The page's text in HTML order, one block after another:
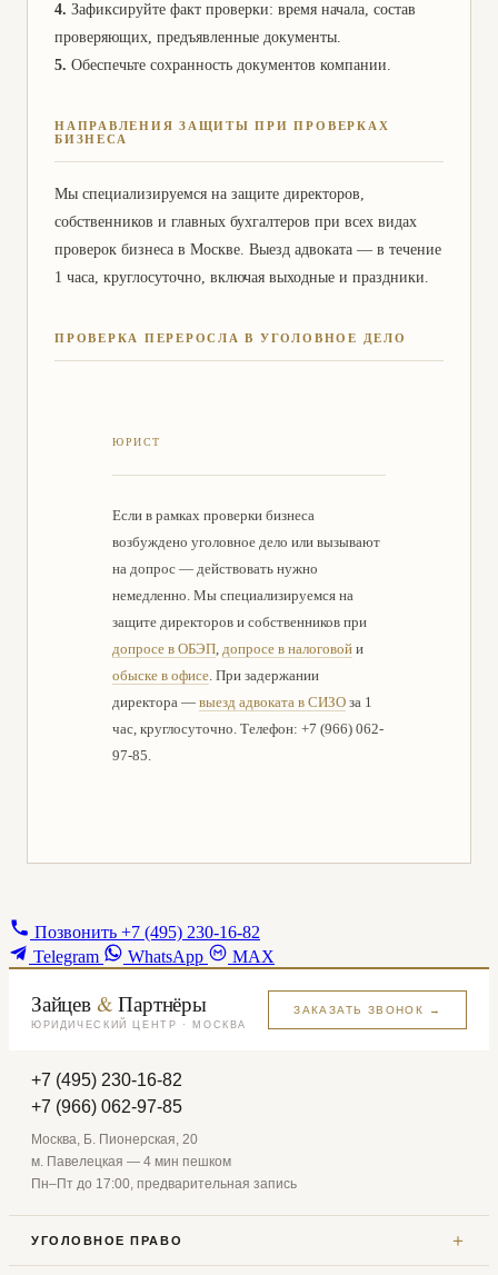
4. Зафиксируйте факт проверки: время начала, состав
проверяющих, предъявленные документы.
5. Обеспечьте сохранность документов компании.
НАПРАВЛЕНИЯ ЗАЩИТЫ ПРИ ПРОВЕРКАХ
БИЗНЕСА
Мы специализируемся на защите директоров,
собственников и главных бухгалтеров при всех видах
проверок бизнеса в Москве. Выезд адвоката — в течение
1 часа, круглосуточно, включая выходные и праздники.
ПРОВЕРКА ПЕРЕРОСЛА В УГОЛОВНОЕ ДЕЛО
Если в рамках проверки бизнеса
возбуждено уголовное дело или вызывают
на допрос — действовать нужно
немедленно. Мы специализируемся на
защите директоров и собственников при
допросе в ОБЭП, допросе в налоговой и
обыске в офисе. При задержании
директора — выезд адвоката в СИЗО за 1
час, круглосуточно. Телефон: +7 (966) 062-
97-85.
Позвонить +7 (495) 230-16-82
Telegram
WhatsApp MAX
Зайцев & Партнёры
ЮРИДИЧЕСКИЙ ЦЕНТР · МОСКВА
ЗАКАЗАТЬ ЗВОНОК →
+7 (495) 230-16-82
+7 (966) 062-97-85
Москва, Б. Пионерская, 20
м. Павелецкая — 4 мин пешком
Пн–Пт до 17:00, предварительная запись
УГОЛОВНОЕ ПРАВО ＋